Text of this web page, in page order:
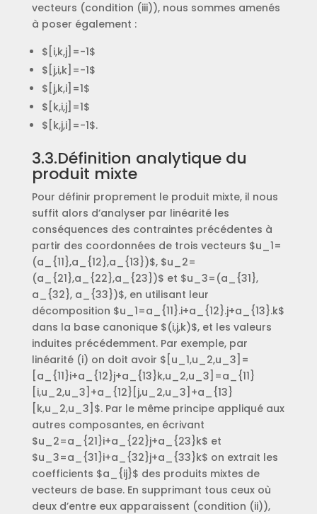
vecteurs (condition (iii)), nous sommes amenés
à poser également :
$[i,k,j]=-1$
$[j,i,k]=-1$
$[j,k,i]=1$
$[k,i,j]=1$
$[k,j,i]=-1$.
3.3.Définition analytique du
produit mixte
Pour définir proprement le produit mixte, il nous
suffit alors d’analyser par linéarité les
conséquences des contraintes précédentes à
partir des coordonnées de trois vecteurs $u_1=
(a_{11},a_{12},a_{13})$, $u_2=
(a_{21},a_{22},a_{23})$ et $u_3=(a_{31},
a_{32}, a_{33})$, en utilisant leur
décomposition $u_1=a_{11}.i+a_{12}.j+a_{13}.k$
dans la base canonique $(i,j,k)$, et les valeurs
induites précédemment. Par exemple, par
linéarité (i) on doit avoir $[u_1,u_2,u_3]=
[a_{11}i+a_{12}j+a_{13}k,u_2,u_3]=a_{11}
[i,u_2,u_3]+a_{12}[j,u_2,u_3]+a_{13}
[k,u_2,u_3]$. Par le même principe appliqué aux
autres composantes, en écrivant
$u_2=a_{21}i+a_{22}j+a_{23}k$ et
$u_3=a_{31}i+a_{32}j+a_{33}k$ on extrait les
coefficients $a_{ij}$ des produits mixtes de
vecteurs de base. En supprimant tous ceux où
deux d’entre eux apparaissent (condition (ii)),